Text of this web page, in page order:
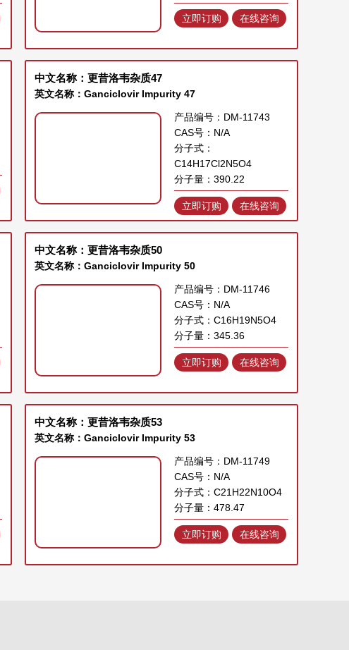
立即订购 在线咨询
中文名称：更昔洛韦杂质47
英文名称：Ganciclovir Impurity 47
产品编号：DM-11743
CAS号：N/A
分子式：
C14H17Cl2N5O4
分子量：390.22
立即订购 在线咨询
中文名称：更昔洛韦杂质50
英文名称：Ganciclovir Impurity 50
产品编号：DM-11746
CAS号：N/A
分子式：C16H19N5O4
分子量：345.36
立即订购 在线咨询
中文名称：更昔洛韦杂质53
英文名称：Ganciclovir Impurity 53
产品编号：DM-11749
CAS号：N/A
分子式：C21H22N10O4
分子量：478.47
立即订购 在线咨询